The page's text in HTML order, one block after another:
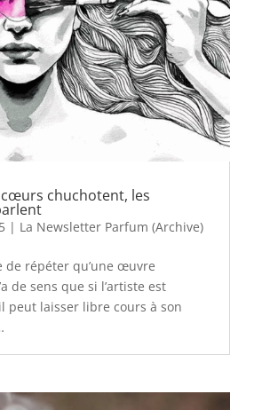
chuchotent, les
| La Newsletter Parfum (Archive)
de répéter qu’une œuvre
de sens que si l’artiste est
peut laisser libre cours à son